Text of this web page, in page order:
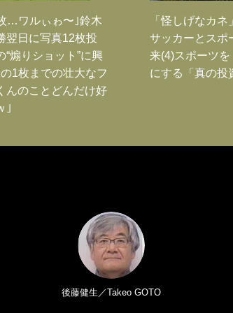
…ワルぃゎ〜｣鈴木
翌日に写真12枚投
煽りショット”に興
1枚までの壮大なフ
んのことどんだけ好
｣
「怪しげなカ
サッカーとスポ
来(4)スポーツを
にする「真の投
後藤健生／Takeo GOTO